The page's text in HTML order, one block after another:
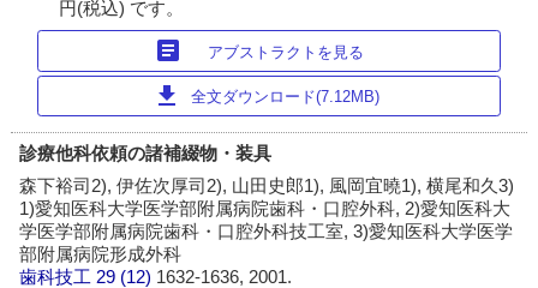
円(税込) です。
article アブストラクトを見る
download 全文ダウンロード(7.12MB)
診療他科依頼の諸補綴物・装具
森下裕司2), 伊佐次厚司2), 山田史郎1), 風岡宜曉1), 横尾和久3)
1)愛知医科大学医学部附属病院歯科・口腔外科, 2)愛知医科大
学医学部附属病院歯科・口腔外科技工室, 3)愛知医科大学医学
部附属病院形成外科
歯科技工 29 (12) 1632-1636, 2001.